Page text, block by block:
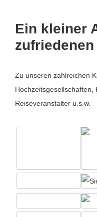
Ein kleiner
Zu unseren zahlreichen
Hochzeitsgesellschaften,
Reiseveranstalter u.s.w.